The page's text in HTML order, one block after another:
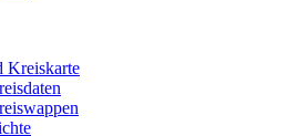
Kreiskarte